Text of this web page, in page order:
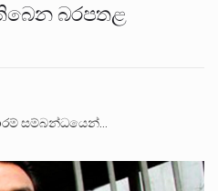
බරපතළ
සම්බන්ධයෙන්…